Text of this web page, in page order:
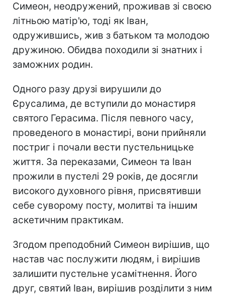
Симеон, неодружений, проживав зі своєю
літньою матір'ю, тоді як Іван,
одружившись, жив з батьком та молодою
дружиною. Обидва походили зі знатних і
заможних родин.
Одного разу друзі вирушили до
Єрусалима, де вступили до монастиря
святого Герасима. Після певного часу,
проведеного в монастирі, вони прийняли
постриг і почали вести пустельницьке
життя. За переказами, Симеон та Іван
прожили в пустелі 29 років, де досягли
високого духовного рівня, присвятивши
себе суворому посту, молитві та іншим
аскетичним практикам.
Згодом преподобний Симеон вирішив, що
настав час послужити людям, і вирішив
залишити пустельне усамітнення. Його
друг, святий Іван, вирішив розділити з ним